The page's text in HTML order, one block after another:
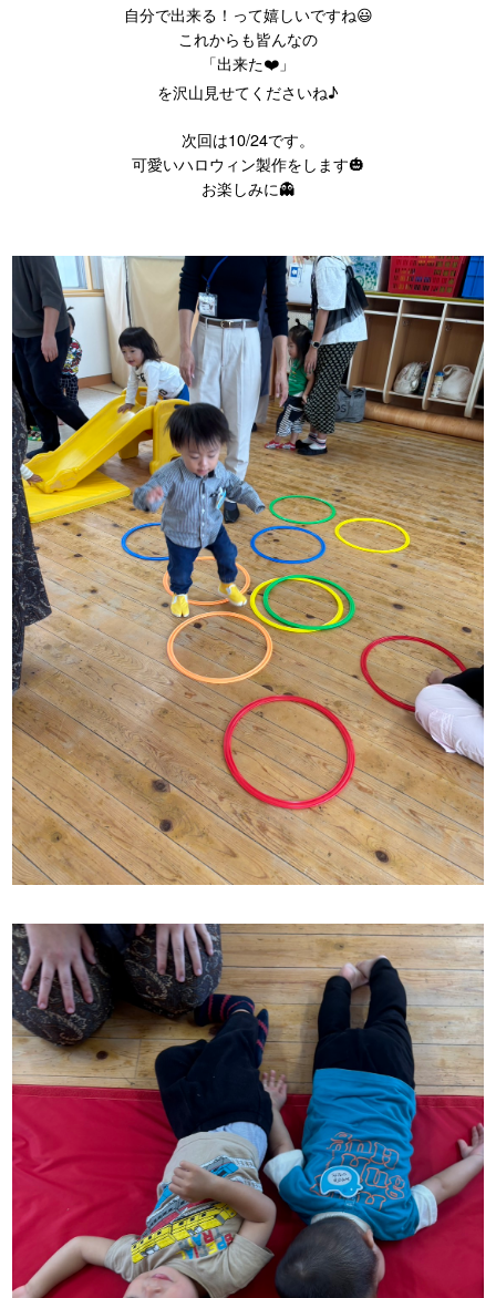
自分で出来る！って嬉しいですね😃
これからも皆んなの
「出来た❤️」
を沢山見せてくださいね♪
次回は10/24です。
可愛いハロウィン製作をします🎃
お楽しみに👻